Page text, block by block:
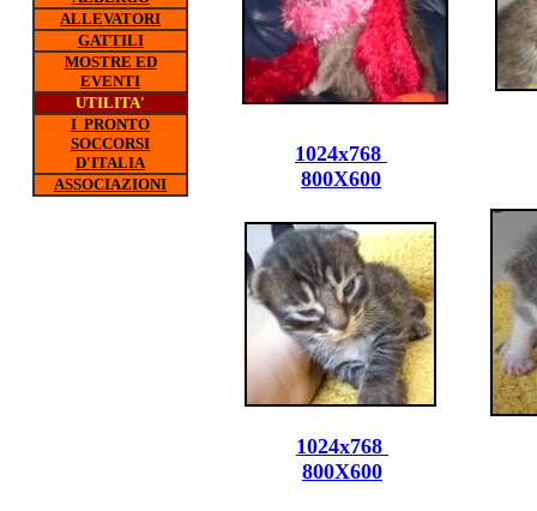
1024x768
800X600
1024x768
800X600
ALLEVATORI
GATTILI
MOSTRE ED
EVENTI
UTILITA'
I PRONTO
SOCCORSI
D'ITALIA
ASSOCIAZIONI